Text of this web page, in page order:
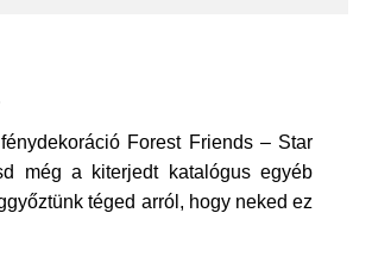
Forest Friends – Star
még a kiterjedt katalógus egyéb
téged arról, hogy neked ez